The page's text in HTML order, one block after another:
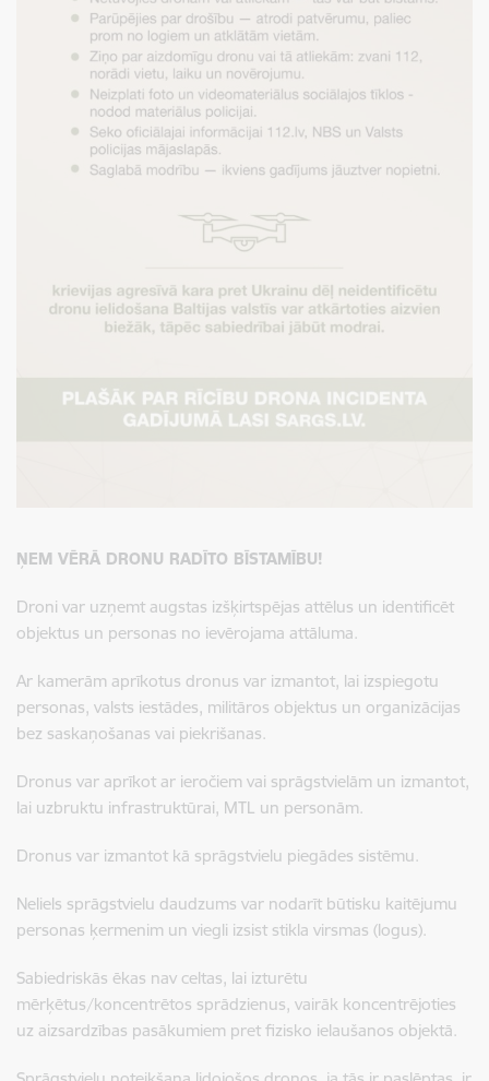
ŅEM VĒRĀ DRONU RADĪTO BĪSTAMĪBU!
Droni var uzņemt augstas izšķirtspējas attēlus un identificēt
objektus un personas no ievērojama attāluma.
Ar kamerām aprīkotus dronus var izmantot, lai izspiegotu
personas, valsts iestādes, militāros objektus un organizācijas
bez saskaņošanas vai piekrišanas.
Dronus var aprīkot ar ieročiem vai sprāgstvielām un izmantot,
lai uzbruktu infrastruktūrai, MTL un personām.
Dronus var izmantot kā sprāgstvielu piegādes sistēmu.
Neliels sprāgstvielu daudzums var nodarīt būtisku kaitējumu
personas ķermenim un viegli izsist stikla virsmas (logus).
Sabiedriskās ēkas nav celtas, lai izturētu
mērķētus/koncentrētos sprādzienus, vairāk koncentrējoties
uz aizsardzības pasākumiem pret fizisko ielaušanos objektā.